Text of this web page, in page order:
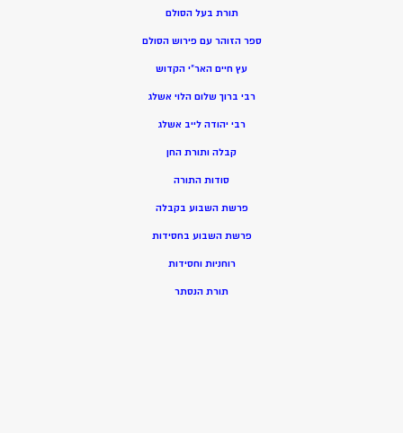
תורת בעל הסולם
ספר הזוהר עם פירוש הסולם
עץ חיים האר”י הקדוש
רבי ברוך שלום הלוי אשלג
רבי יהודה לייב אשלג
קבלה ותורת החן
סודות התורה
פרשת השבוע בקבלה
פרשת השבוע בחסידות
רוחניות וחסידות
תורת הנסתר